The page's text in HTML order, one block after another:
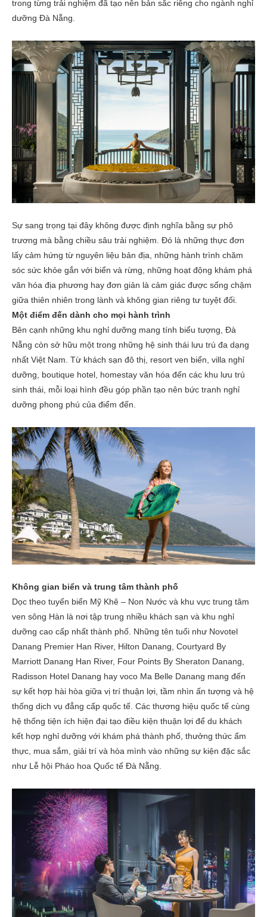
trong từng trải nghiệm đã tạo nên bản sắc riêng cho ngành nghỉ
dưỡng Đà Nẵng.
Sự sang trọng tại đây không được định nghĩa bằng sự phô
trương mà bằng chiều sâu trải nghiệm. Đó là những thực đơn
lấy cảm hứng từ nguyên liệu bản địa, những hành trình chăm
sóc sức khỏe gắn với biển và rừng, những hoạt động khám phá
văn hóa địa phương hay đơn giản là cảm giác được sống chậm
giữa thiên nhiên trong lành và không gian riêng tư tuyệt đối.
Một điểm đến dành cho mọi hành trình
Bên cạnh những khu nghỉ dưỡng mang tính biểu tượng, Đà
Nẵng còn sở hữu một trong những hệ sinh thái lưu trú đa dạng
nhất Việt Nam. Từ khách sạn đô thị, resort ven biển, villa nghỉ
dưỡng, boutique hotel, homestay văn hóa đến các khu lưu trú
sinh thái, mỗi loại hình đều góp phần tạo nên bức tranh nghỉ
dưỡng phong phú của điểm đến.
Không gian biển và trung tâm thành phố
Dọc theo tuyến biển Mỹ Khê – Non Nước và khu vực trung tâm
ven sông Hàn là nơi tập trung nhiều khách sạn và khu nghỉ
dưỡng cao cấp nhất thành phố. Những tên tuổi như Novotel
Danang Premier Han River, Hilton Danang, Courtyard By
Marriott Danang Han River, Four Points By Sheraton Danang,
Radisson Hotel Danang hay voco Ma Belle Danang mang đến
sự kết hợp hài hòa giữa vị trí thuận lợi, tầm nhìn ấn tượng và hệ
thống dịch vụ đẳng cấp quốc tế. Các thương hiệu quốc tế cùng
hệ thống tiện ích hiện đại tạo điều kiện thuận lợi để du khách
kết hợp nghỉ dưỡng với khám phá thành phố, thưởng thức ẩm
thực, mua sắm, giải trí và hòa mình vào những sự kiện đặc sắc
như Lễ hội Pháo hoa Quốc tế Đà Nẵng.